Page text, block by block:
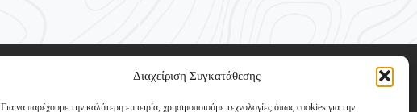
Διαχείριση Συγκατάθεσης
Για να παρέχουμε την καλύτερη εμπειρία, χρησιμοποιούμε τεχνολογίες όπως cookies για την